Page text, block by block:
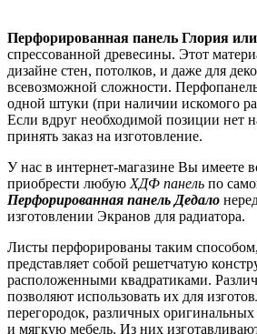
Перфорированная панель Глория
спрессованной древесины. Этот
дизайне стен, потолков, и даже для
всевозможной сложности.
одной штуки (при наличии искомого
Если вдруг необходимой позиции нет
принять заказ на изготовление.
У нас в интернет-магазине Вы имеете
приобрести любую ХДФ панель по
Перфорированная панель Дедало
изготовлении Экранов для радиатора.
Листы перфорированы таким
представляет собой решетчатую
расположенными квадратиками.
позволяют использовать их для
перегородок, различных
и мягкую мебель. Из них